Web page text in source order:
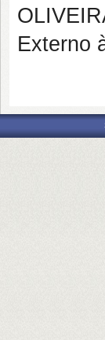
Externo